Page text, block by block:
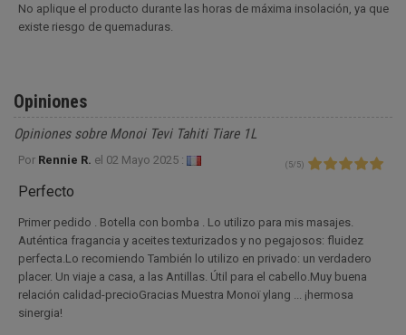
No aplique el producto durante las horas de máxima insolación, ya que
existe riesgo de quemaduras.
Opiniones
Opiniones sobre Monoi Tevi Tahiti Tiare 1L
Por Rennie R. el 02 Mayo 2025 : ( 5/ 5)
Perfecto
Primer pedido . Botella con bomba . Lo utilizo para mis masajes.
Auténtica fragancia y aceites texturizados y no pegajosos: fluidez
perfecta.Lo recomiendo También lo utilizo en privado: un verdadero
placer. Un viaje a casa, a las Antillas. Útil para el cabello.Muy buena
relación calidad-precioGracias Muestra Monoï ylang ... ¡hermosa
sinergia!